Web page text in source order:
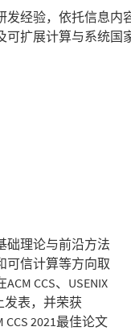
经验，依托信息内
扩展计算与系统国
础理论与前沿方法
可信计算等方向取
CCS、USENIX
发表，并荣获
CCS 2021最佳论文